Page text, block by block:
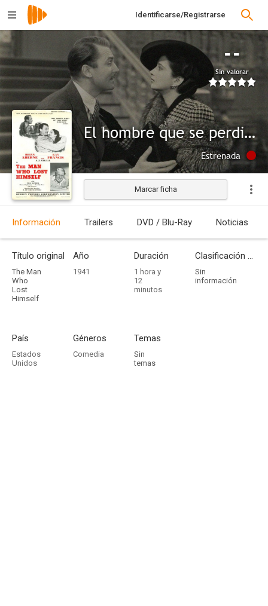
Identificarse/Registrarse
--
Sin valorar
El hombre que se perdió a sí mismo
Estrenada
Marcar ficha
Información Trailers DVD / Blu-Ray Noticias
Título original
The Man
Who
Lost
Himself
Año
1941
Duración
1 hora y
12
minutos
Clasificación por edades
Sin
información
País
Estados
Unidos
Géneros
Comedia
Temas
Sin
temas